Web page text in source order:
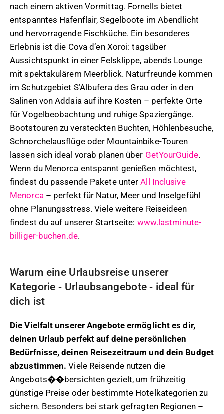
nach einem aktiven Vormittag. Fornells bietet
entspanntes Hafenflair, Segelboote im Abendlicht
und hervorragende Fischküche. Ein besonderes
Erlebnis ist die Cova d’en Xoroi: tagsüber
Aussichtspunkt in einer Felsklippe, abends Lounge
mit spektakulärem Meerblick. Naturfreunde kommen
im Schutzgebiet S’Albufera des Grau oder in den
Salinen von Addaia auf ihre Kosten – perfekte Orte
für Vogelbeobachtung und ruhige Spaziergänge.
Bootstouren zu versteckten Buchten, Höhlenbesuche,
Schnorchelausflüge oder Mountainbike-Touren
lassen sich ideal vorab planen über GetYourGuide.
Wenn du Menorca entspannt genießen möchtest,
findest du passende Pakete unterAll Inclusive
Menorca – perfekt für Natur, Meer und Inselgefühl
ohne Planungsstress. Viele weitere Reiseideen
findest du auf unserer Startseite: www.lastminute-
billiger-buchen.de.
Warum eine Urlaubsreise unserer
Kategorie - Urlaubsangebote - ideal für
dich ist
Die Vielfalt unserer Angebote ermöglicht es dir,
deinen Urlaub perfekt auf deine persönlichen
Bedürfnisse, deinen Reisezeitraum und dein Budget
abzustimmen. Viele Reisende nutzen die
Angebots��bersichten gezielt, um frühzeitig
günstige Preise oder bestimmte Hotelkategorien zu
sichern. Besonders bei stark gefragten Regionen –